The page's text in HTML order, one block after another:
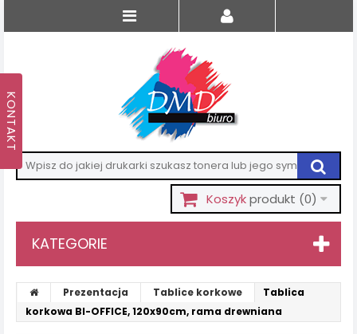
Koszykprodukt (0)
KATEGORIE
Prezentacja Tablice korkowe
Tablica
korkowa BI-OFFICE, 120x90cm, rama drewniana